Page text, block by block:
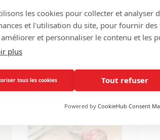
Mickaël Pizza
les cookies pour collecter et analyser
et l'utilisation du site, pour fournir
et personnaliser le contenu et les
plus
tous les cookies Tout refuser
Powered by CookieHub Consent